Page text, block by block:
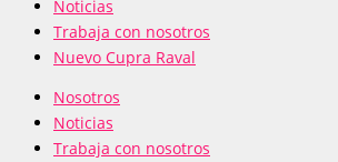
Noticias
Trabaja con nosotros
Nuevo Cupra Raval
Nosotros
Noticias
Trabaja con nosotros